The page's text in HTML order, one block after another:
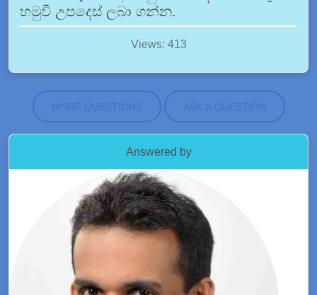
හමුවී උපදෙස් ලබා ගන්න.
Views: 413
MORE QUESTIONS ASK A QUESTION
Answered by